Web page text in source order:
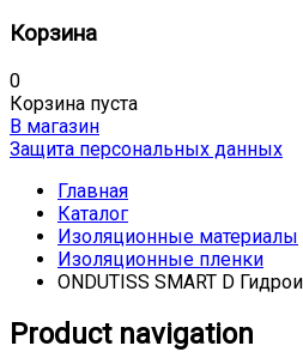
Корзина
0
Корзина пуста
В магазин
Защита персональных данных
Главная
Каталог
Изоляционные материалы
Изоляционные пленки
ONDUTISS SMART D
Product navigation